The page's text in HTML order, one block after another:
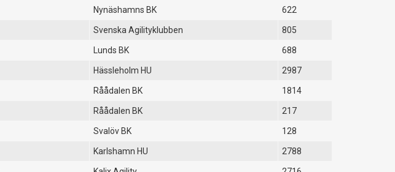
Nynäshamns BK 622
Svenska Agilityklubben 805
Lunds BK 688
Hässleholm HU 2987
Råådalen BK 1814
Råådalen BK 217
Svalöv BK 128
Karlshamn HU 2788